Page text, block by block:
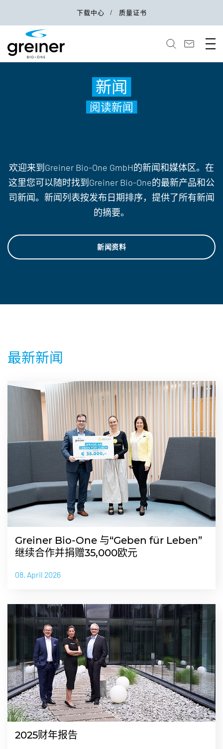
下载中心 质量证书
新闻
阅读新闻
欢迎来到Greiner Bio-One GmbH的新闻和媒体区。在
这里您可以随时找到Greiner Bio-One的最新产品和公
司新闻。新闻列表按发布日期排序，提供了所有新闻
的摘要。
新闻资料
最新新闻
Greiner Bio-One 与“Geben für Leben”
继续合作并捐赠35,000欧元
08. April 2026
2025财年报告